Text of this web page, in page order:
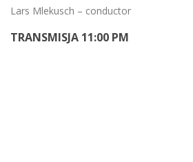
Lars Mlekusch – conductor
TRANSMISJA 11:00 PM